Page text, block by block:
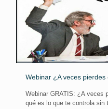
Webinar ¿A veces pierdes
Webinar GRATIS: ¿A veces
qué es lo que te controla sin